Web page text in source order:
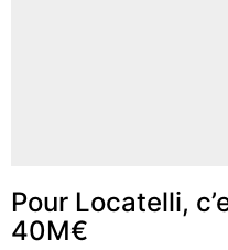
Pour Locatelli,
40M€